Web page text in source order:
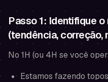
Passo 1: Identifique
(tendência, correção,
No 1H (ou 4H se você
Estamos fazendo